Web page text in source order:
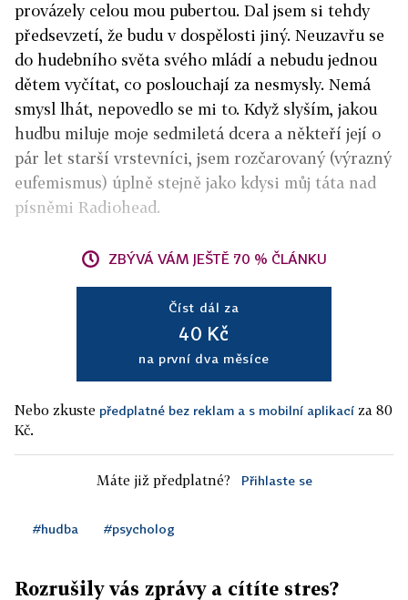
provázely celou mou pubertou. Dal jsem si tehdy
předsevzetí, že budu v dospělosti jiný. Neuzavřu se
do hudebního světa svého mládí a nebudu jednou
dětem vyčítat, co poslouchají za nesmysly. Nemá
smysl lhát, nepovedlo se mi to. Když slyším, jakou
hudbu miluje moje sedmiletá dcera a někteří její o
pár let starší vrstevníci, jsem rozčarovaný (výrazný
eufemismus) úplně stejně jako kdysi můj táta nad
písněmi Radiohead.
ZBÝVÁ VÁM JEŠTĚ 70 % ČLÁNKU
Číst dál za
40 Kč
na první dva měsíce
Nebo zkuste předplatné bez reklam a s mobilní aplikací za 80
Kč.
Máte již předplatné? Přihlaste se
#hudba #psycholog
Rozrušily vás zprávy a cítíte stres?